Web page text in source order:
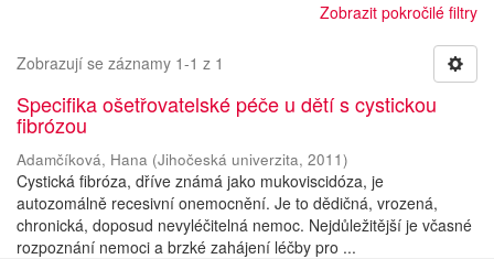
Zobrazit pokročilé filtry
Zobrazují se záznamy 1-1 z 1
Specifika ošetřovatelské péče u dětí s cystickou
fibrózou
Adamčíková, Hana (Jihočeská univerzita, 2011)
Cystická fibróza, dříve známá jako mukoviscidóza, je
autozomálně recesivní onemocnění. Je to dědičná, vrozená,
chronická, doposud nevyléčitelná nemoc. Nejdůležitější je včasné
rozpoznání nemoci a brzké zahájení léčby pro ...